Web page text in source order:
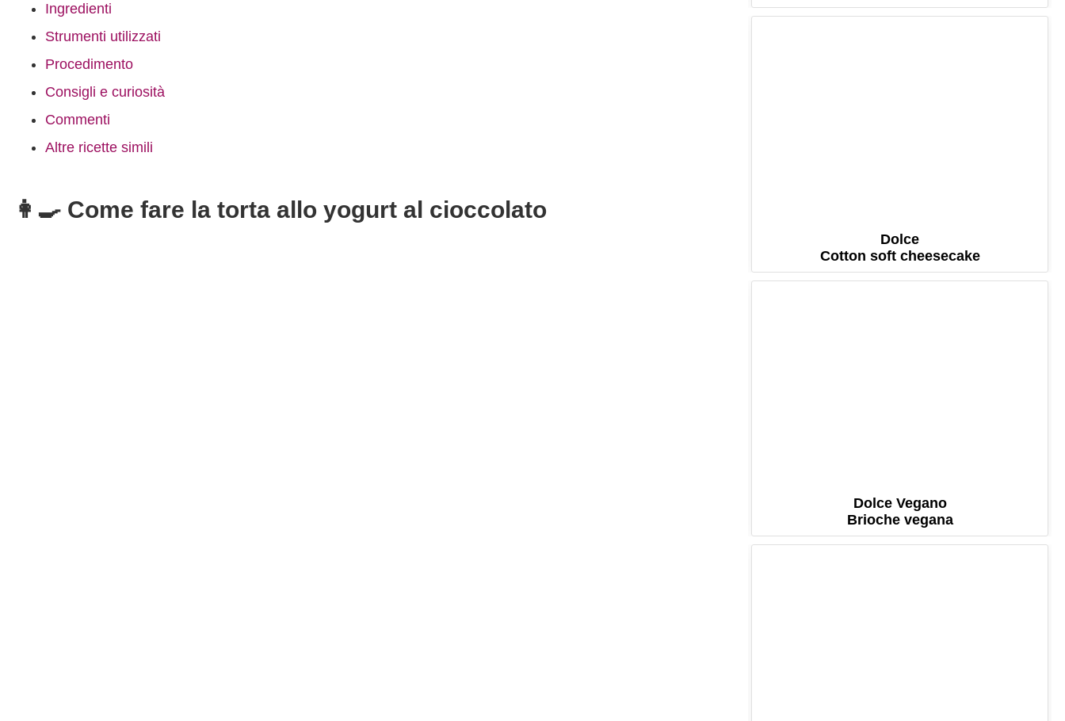
Ingredienti
Strumenti utilizzati
Procedimento
Consigli e curiosità
Commenti
Altre ricette simili
👩‍🍳 Come fare la torta allo yogurt al cioccolato
Dolce
Cotton soft cheesecake
Dolce Vegano
Brioche vegana